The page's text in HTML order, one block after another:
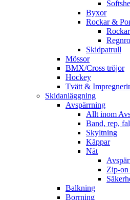
Byxor
Rockar &
Rockar
Skidpatrull
Mössor
BMX/Cross tröjor
Hockey
Tvätt &
Skidanläggning
Avspärrning
Allt inom
Band, rep,
Skyltning
Käppar
Nät
Zip-on
Balkning
Borrning